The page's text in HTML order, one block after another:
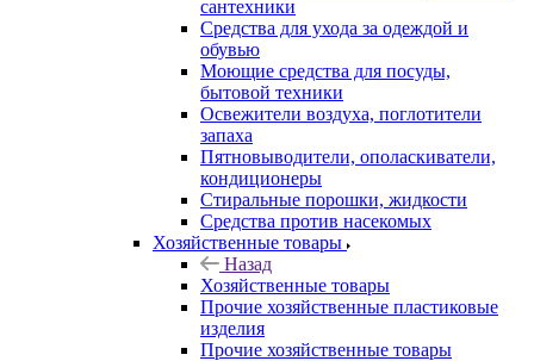
сантехники
Средства для ухода за одеждой и
обувью
Моющие средства для посуды,
бытовой техники
Освежители воздуха, поглотители
запаха
Пятновыводители, ополаскиватели,
кондиционеры
Стиральные порошки, жидкости
Средства против насекомых
Хозяйственные товары
Назад
Хозяйственные товары
Прочие хозяйственные пластиковые
изделия
Прочие хозяйственные товары